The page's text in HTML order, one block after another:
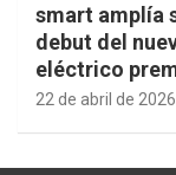
smart amplía
debut del
eléctrico
22 de abril de 2026